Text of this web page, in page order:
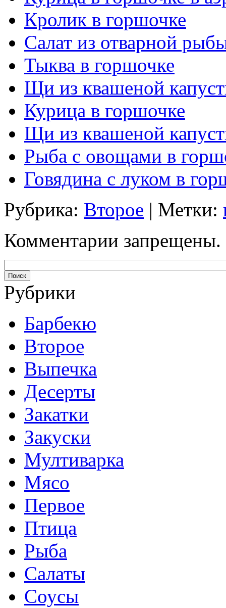
Кролик в горшочке
Салат из отварной
Тыква в горшочке
Щи из квашеной
Курица в горшочке
Щи из квашеной
Рыба с овощами в
Говядина с луком в
Рубрика: Второе | Метки:
Комментарии запрещены.
Рубрики
Барбекю
Второе
Выпечка
Десерты
Закатки
Закуски
Мултиварка
Мясо
Первое
Птица
Рыба
Салаты
Соусы